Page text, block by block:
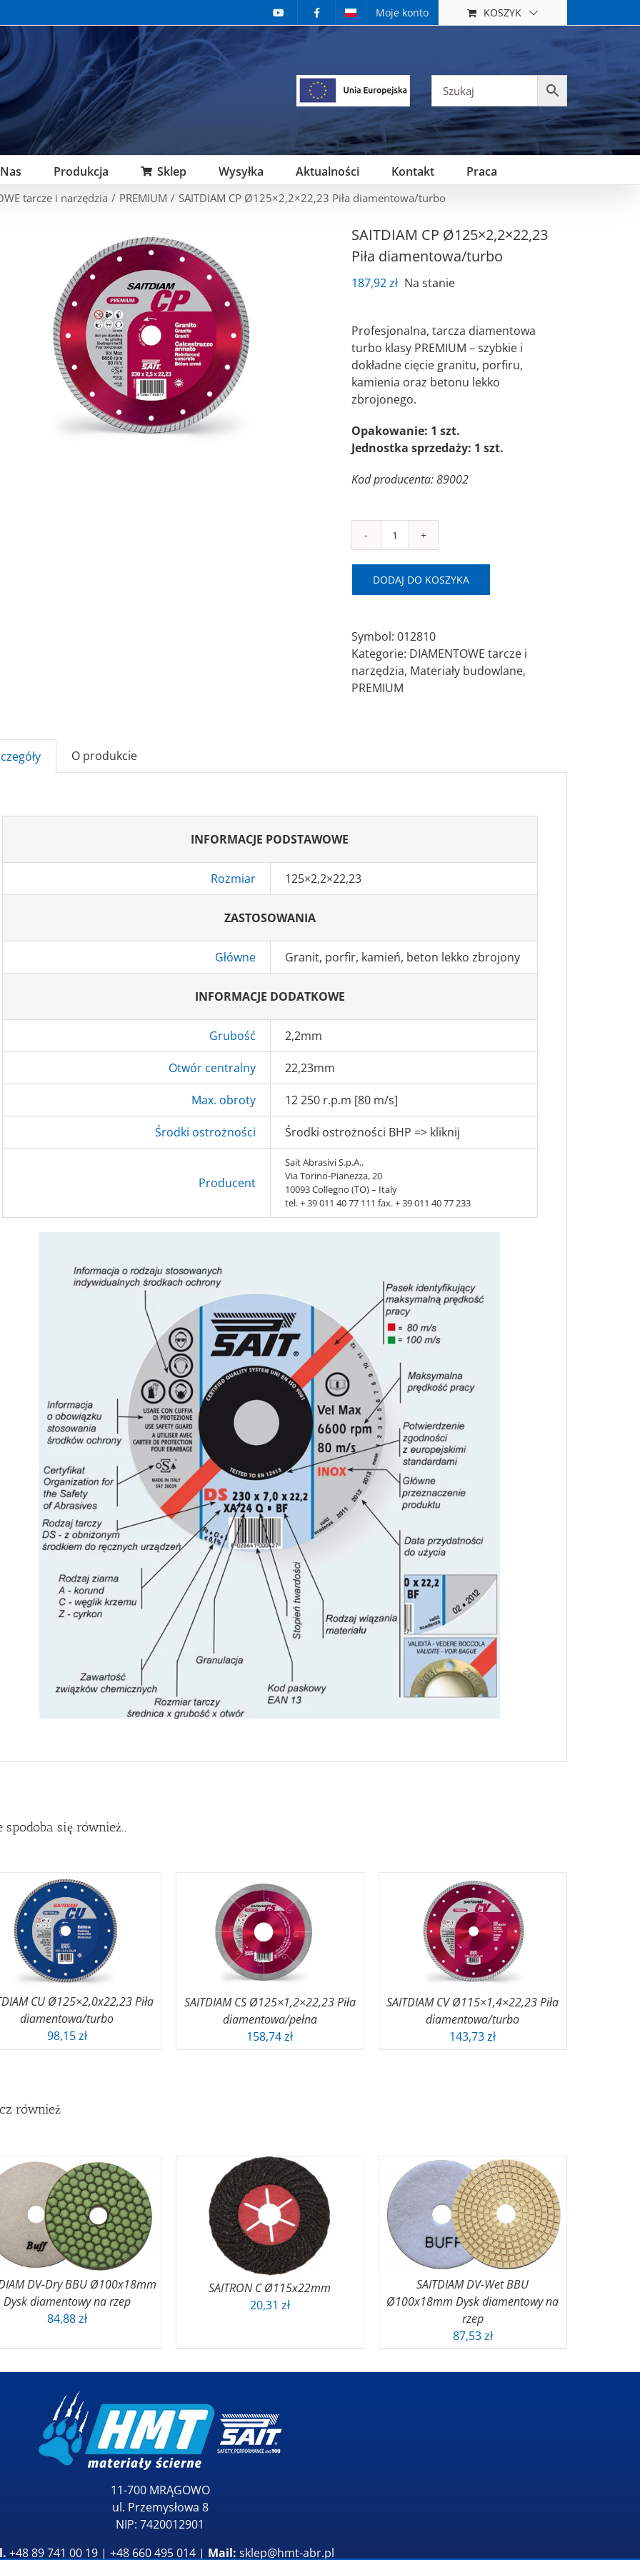
Moje konto KOSZYK
Produkcja Sklep Wysyłka Aktualności Kontakt Praca
tarcze i narzędzia / PREMIUM / SAITDIAM CP Ø125×2,2×22,23 Piła diamentowa/turbo
SAITDIAM CP Ø125×2,2×22,23
Piła diamentowa/turbo
187,92zł Na stanie
Profesjonalna, tarcza diamentowa
turbo klasy PREMIUM – szybkie i
dokładne cięcie granitu, porfiru,
kamienia oraz betonu lekko
zbrojonego.
Opakowanie: 1 szt.
Jednostka sprzedaży: 1 szt.
Kod producenta: 89002
ilość
CP
Ø125x2,2x22,23
diamentowa/turbo
DODAJ DO KOSZYKA
Symbol: 012810
Kategorie: DIAMENTOWE tarcze i
narzędzia, Materiały budowlane,
PREMIUM
O produkcie
INFORMACJE PODSTAWOWE
Rozmiar 125×2,2×22,23
ZASTOSOWANIA
Główne Granit, porfir, kamień, beton lekko zbrojony
INFORMACJE DODATKOWE
Grubość 2,2mm
Otwór centralny 22,23mm
Max. obroty 12 250 r.p.m [80 m/s]
Środki ostrożności Środki ostrożności BHP => kliknij
Producent
Sait Abrasivi S.p.A..
Via Torino-Pianezza, 20
10093 Collegno (TO) – Italy
tel. + 39 011 40 77 111 fax. + 39 011 40 77 233
spodoba się również…
CU Ø125×2,0x22,23 Piła
diamentowa/turbo
98,15zł
SAITDIAM CS Ø125×1,2×22,23 Piła
diamentowa/pełna
158,74zł
SAITDIAM CV Ø115×1,4×22,23 Piła
diamentowa/turbo
143,73zł
również
DV-Dry BBU Ø100x18mm
Dysk diamentowy na rzep
84,88zł
SAITRON C Ø115x22mm
20,31 zł
SAITDIAM DV-Wet BBU
Ø100x18mm Dysk diamentowy na
rzep
87,53zł
11-700 MRĄGOWO
ul. Przemysłowa 8
NIP: 7420012901
+48 89 741 00 19 | +48 660 495 014 | Mail: sklep@hmt-abr.pl